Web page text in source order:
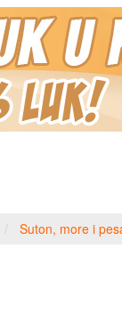
Suton, more i